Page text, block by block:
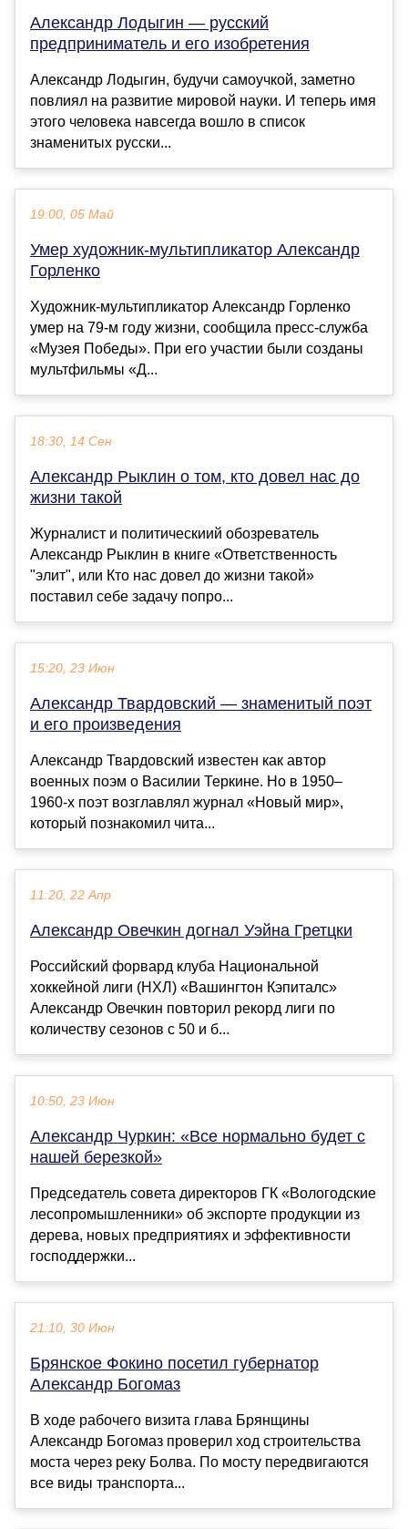
Александр Лодыгин — русский
предприниматель и его изобретения
Александр Лодыгин, будучи самоучкой, заметно
повлиял на развитие мировой науки. И теперь имя
этого человека навсегда вошло в список
знаменитых русски...
19:00, 05 Май
Умер художник-мультипликатор Александр
Горленко
Художник-мультипликатор Александр Горленко
умер на 79-м году жизни, сообщила пресс-служба
«Музея Победы». При его участии были созданы
мультфильмы «Д...
18:30, 14 Сен
Александр Рыклин о том, кто довел нас до
жизни такой
Журналист и политическиий обозреватель
Александр Рыклин в книге «Ответственность
"элит", или Кто нас довел до жизни такой»
поставил себе задачу попро...
15:20, 23 Июн
Александр Твардовский — знаменитый поэт
и его произведения
Александр Твардовский известен как автор
военных поэм о Василии Теркине. Но в 1950–
1960-х поэт возглавлял журнал «Новый мир»,
который познакомил чита...
11:20, 22 Апр
Александр Овечкин догнал Уэйна Гретцки
Российский форвард клуба Национальной
хоккейной лиги (НХЛ) «Вашингтон Кэпиталс»
Александр Овечкин повторил рекорд лиги по
количеству сезонов с 50 и б...
10:50, 23 Июн
Александр Чуркин: «Все нормально будет с
нашей березкой»
Председатель совета директоров ГК «Вологодские
лесопромышленники» об экспорте продукции из
дерева, новых предприятиях и эффективности
господдержки...
21:10, 30 Июн
Брянское Фокино посетил губернатор
Александр Богомаз
В ходе рабочего визита глава Брянщины
Александр Богомаз проверил ход строительства
моста через реку Болва. По мосту передвигаются
все виды транспорта...